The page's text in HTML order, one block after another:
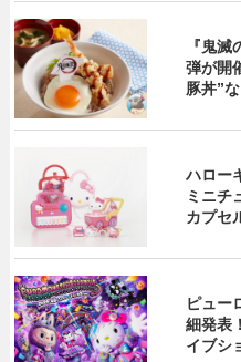
『鬼
弾が開
豚丼”
ハロー
ミニチ
カプセ
ピュー
細発表
イブシ